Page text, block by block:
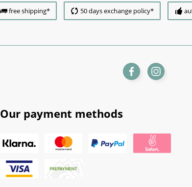
free shipping* 50 days exchange policy*
Our payment methods